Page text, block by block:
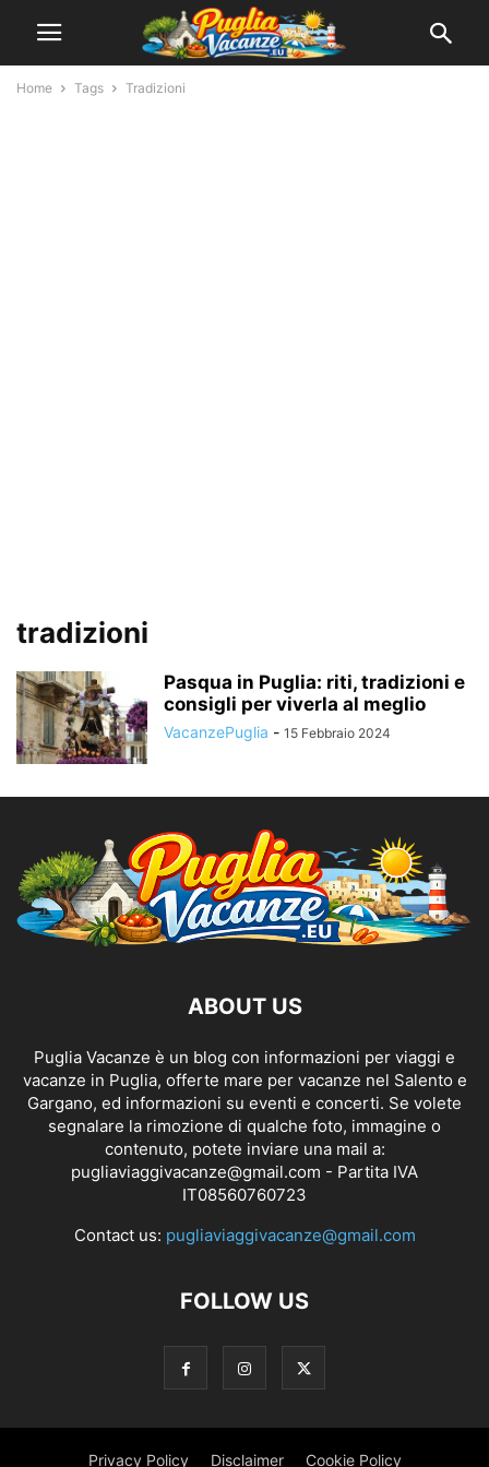
Home Tags Tradizioni
tradizioni
Pasqua in Puglia: riti, tradizioni e
consigli per viverla al meglio
VacanzePuglia - 15 Febbraio 2024
ABOUT US
Puglia Vacanze è un blog con informazioni per viaggi e
vacanze in Puglia, offerte mare per vacanze nel Salento e
Gargano, ed informazioni su eventi e concerti. Se volete
segnalare la rimozione di qualche foto, immagine o
contenuto, potete inviare una mail a:
pugliaviaggivacanze@gmail.com - Partita IVA
IT08560760723
Contact us: pugliaviaggivacanze@gmail.com
FOLLOW US
Privacy Policy Disclaimer Cookie Policy